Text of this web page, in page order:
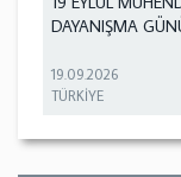
DAYANIŞMA
19.09.2026
TÜRKİYE